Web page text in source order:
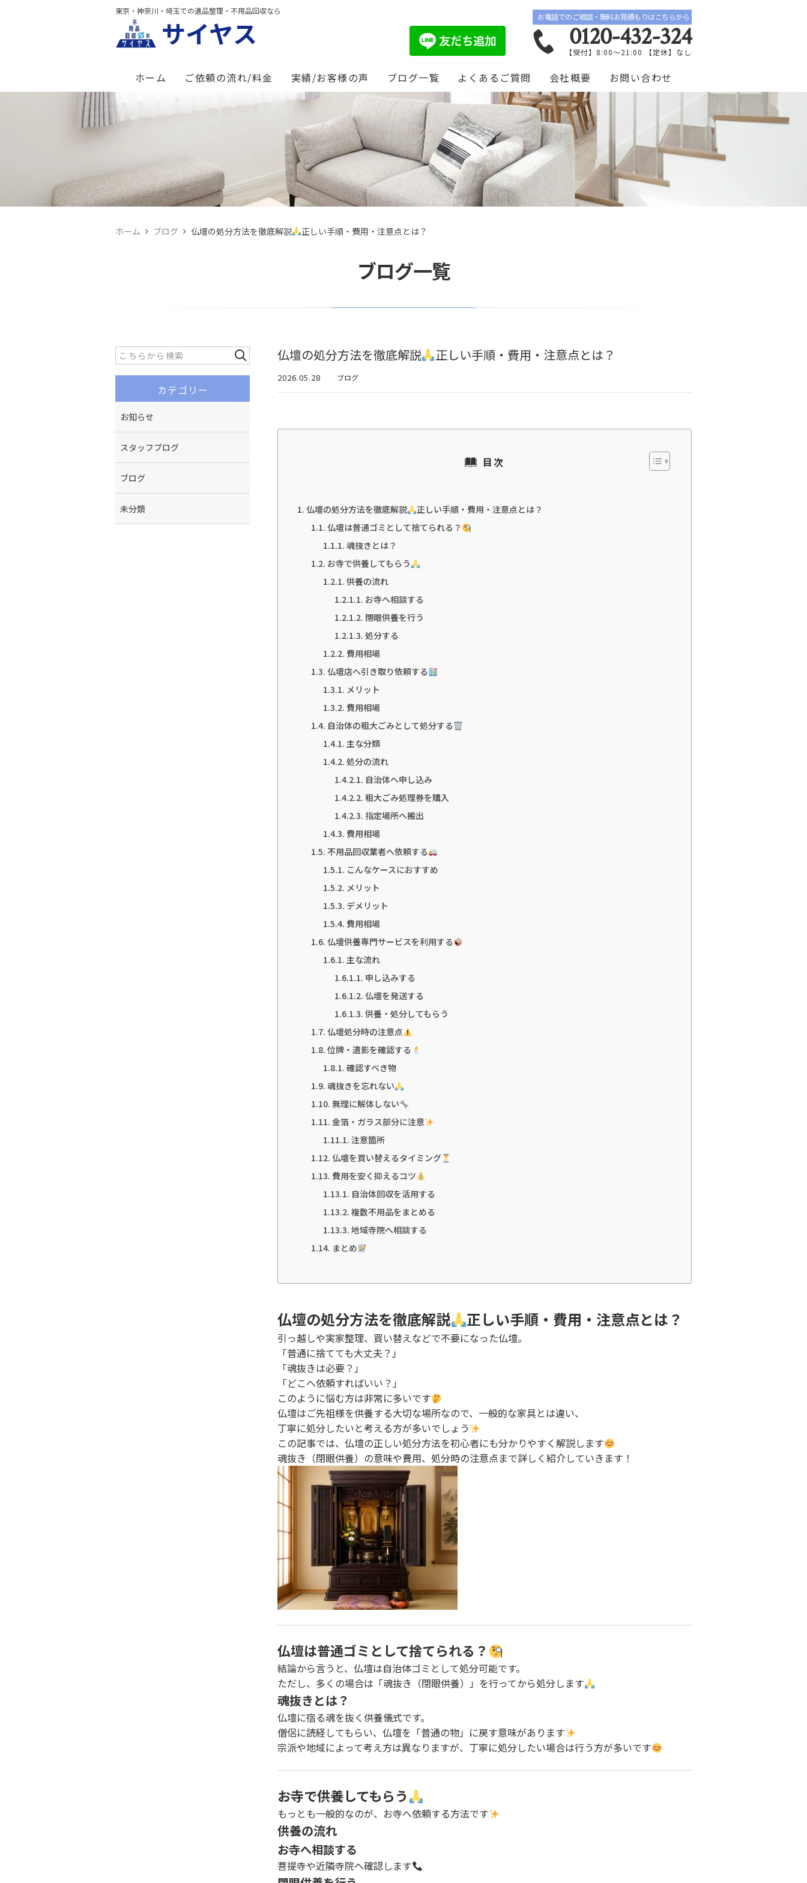
東京・神奈川・埼玉での遺品整理・不用品回収なら
サイヤス お電話でのご相談・無料お見積もりはこちらから
0120-432-324
【受付】8:00〜21:00 【定休】なし
ホーム ご依頼の流れ/料金 実績/お客様の声 ブログ一覧 よくあるご質問 会社概要 お問い合わせ
ホーム ブログ 仏壇の処分方法を徹底解説 正しい手順・費用・注意点とは？
ブログ一覧
仏壇の処分方法を徹底解説 正しい手順・費用・注意点とは？
2026.05.28 ブログ
目次
仏壇の処分方法を徹底解説
正しい手順・費用・注意点とは？
仏壇は普通ゴミとして捨てられる？
魂抜きとは？
お寺で供養してもらう
供養の流れ
お寺へ相談する
閉眼供養を行う
処分する
費用相場
仏壇店へ引き取り依頼する
メリット
費用相場
自治体の粗大ごみとして処分する
主な分類
処分の流れ
自治体へ申し込み
粗大ごみ処理券を購入
指定場所へ搬出
費用相場
不用品回収業者へ依頼する
こんなケースにおすすめ
メリット
デメリット
費用相場
仏壇供養専門サービスを利用する
主な流れ
申し込みする
仏壇を発送する
供養・処分してもらう
仏壇処分時の注意点
位牌・遺影を確認する
確認すべき物
魂抜きを忘れない
無理に解体しない
金箔・ガラス部分に注意
注意箇所
仏壇を買い替えるタイミング
費用を安く抑えるコツ
自治体回収を活用する
複数不用品をまとめる
地域寺院へ相談する
まとめ
仏壇の処分方法を徹底解説 正しい手順・費用・注意点とは？
引っ越しや実家整理、買い替えなどで不要になった仏壇。
「普通に捨てても大丈夫？」
「魂抜きは必要？」
「どこへ依頼すればいい？」
このように悩む方は非常に多いです
仏壇はご先祖様を供養する大切な場所なので、一般的な家具とは違い、
丁寧に処分したいと考える方が多いでしょう
この記事では、仏壇の正しい処分方法を初心者にも分かりやすく解説します
魂抜き（閉眼供養）の意味や費用、処分時の注意点まで詳しく紹介していきます！
仏壇は普通ゴミとして捨てられる？
結論から言うと、仏壇は自治体ゴミとして処分可能です。
ただし、多くの場合は「魂抜き（閉眼供養）」を行ってから処分します
魂抜きとは？
仏壇に宿る魂を抜く供養儀式です。
僧侶に読経してもらい、仏壇を「普通の物」に戻す意味があります
宗派や地域によって考え方は異なりますが、丁寧に処分したい場合は行う方が多いです
お寺で供養してもらう
もっとも一般的なのが、お寺へ依頼する方法です
供養の流れ
お寺へ相談する
菩提寺や近隣寺院へ確認します
カテゴリー
お知らせ
スタッフブログ
ブログ
未分類